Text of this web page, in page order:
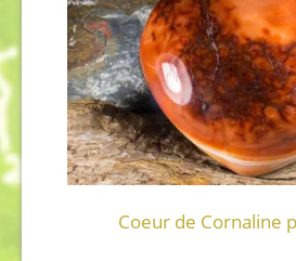
Coeur de Cornaline